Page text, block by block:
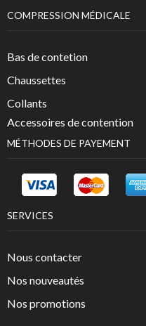
COMPRESSION MÉDICALE
Bas de contetion
Chaussettes
Collants
Accessoires de contention
MÉTHODES DE PAYEMENT
SERVICES
Nous contacter
Nos nouveautés
Nos promotions